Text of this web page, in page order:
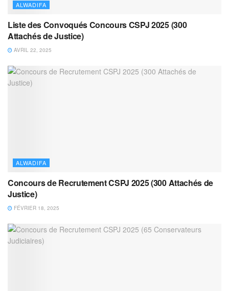
ALWADIFA
Liste des Convoqués Concours CSPJ 2025 (300
Attachés de Justice)
AVRIL 22, 2025
ALWADIFA
Concours de Recrutement CSPJ 2025 (300 Attachés de
Justice)
FÉVRIER 18, 2025